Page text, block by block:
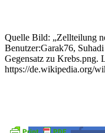
Quelle Bild: „Zellteilung
Benutzer:Garak76,
Gegensatz zu Krebs.png.
https://de.wikipedia.org/